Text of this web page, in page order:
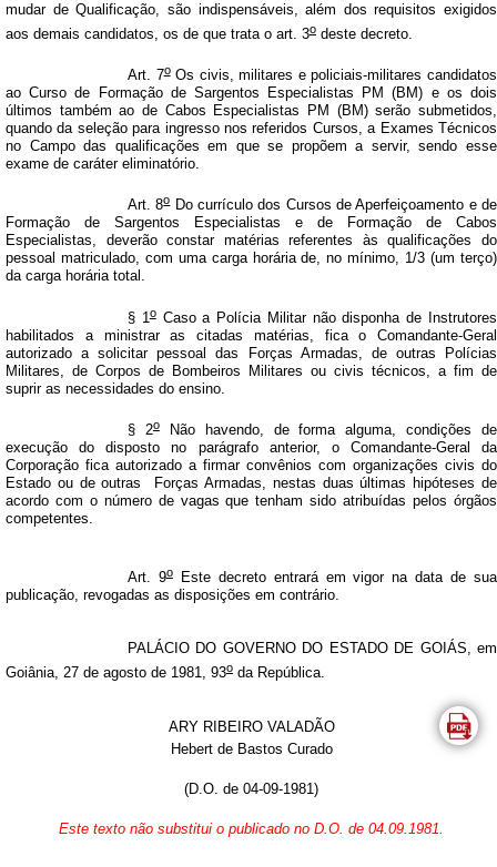
mudar de Qualificação, são indispensáveis, além dos requisitos exigidos
aos demais candidatos, os de que trata o art. 3o deste decreto.
Art. 7oOs civis, militares e policiais-militares candidatos
ao Curso de Formação de Sargentos Especialistas PM (BM) e os dois
últimos também ao de Cabos Especialistas PM (BM) serão submetidos,
quando da seleção para ingresso nos referidos Cursos, a Exames Técnicos
no Campo das qualificações em que se propõem a servir, sendo esse
exame de caráter eliminatório.
Art. 8oDo currículo dos Cursos de Aperfeiçoamento e de
Formação de Sargentos Especialistas e de Formação de Cabos
Especialistas, deverão constar matérias referentes às qualificações do
pessoal matriculado, com uma carga horária de, no mínimo, 1/3 (um terço)
da carga horária total.
§ 1oCaso a Polícia Militar não disponha de Instrutores
habilitados a ministrar as citadas matérias, fica o Comandante-Geral
autorizado a solicitar pessoal das Forças Armadas, de outras Polícias
Militares, de Corpos de Bombeiros Militares ou civis técnicos, a fim de
suprir as necessidades do ensino.
§ 2oNão havendo, de forma alguma, condições de
execução do disposto no parágrafo anterior, o Comandante-Geral da
Corporação fica autorizado a firmar convênios com organizações civis do
Estado ou de outras
Forças Armadas, nestas duas últimas hipóteses de
acordo com o número de vagas que tenham sido atribuídas pelos órgãos
competentes.
Art. 9oEste decreto entrará em vigor na data de sua
publicação, revogadas as disposições em contrário.
PALÁCIO DO GOVERNO DO ESTADO DE GOIÁS, em
Goiânia, 27 de agosto de 1981, 93o da República.
ARY RIBEIRO VALADÃO
Hebert de Bastos Curado
(D.O. de 04-09-1981)
Este texto não substitui o publicado no D.O. de 04.09.1981.